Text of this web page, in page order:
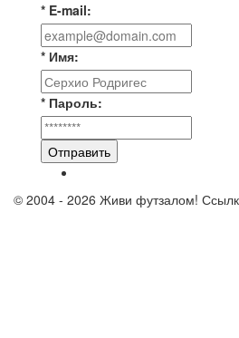
* E-mail:
* Имя:
* Пароль:
Отправить
© 2004 - 2026 Живи футзалом!